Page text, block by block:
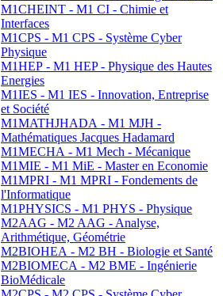
M1CHEINT - M1 CI - Chimie et
Interfaces
M1CPS - M1 CPS - Système Cyber
Physique
M1HEP - M1 HEP - Physique des Hautes
Energies
M1IES - M1 IES - Innovation, Entreprise
et Société
M1MATHJHADA - M1 MJH -
Mathématiques Jacques Hadamard
M1MECHA - M1 Mech - Mécanique
M1MIE - M1 MiE - Master en Economie
M1MPRI - M1 MPRI - Fondements de
l'Informatique
M1PHYSICS - M1 PHYS - Physique
M2AAG - M2 AAG - Analyse,
Arithmétique, Géométrie
M2BIOHEA - M2 BH - Biologie et Santé
M2BIOMECA - M2 BME - Ingénierie
BioMédicale